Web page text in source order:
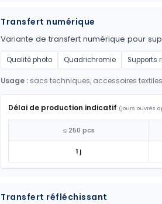
Transfert numérique
Variante de transfert numérique pour
Qualité photo Quadrichromie Supports
Usage : sacs techniques, accessoires textiles
Délai de production indicatif (jours ouvrés
≤ 250 pcs
1 j
Transfert réfléchissant